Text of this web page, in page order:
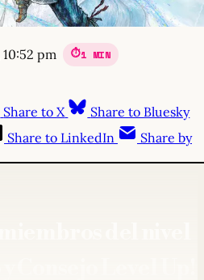
pm 1 MIN
Share to X
Share to Bluesky
Share to LinkedIn
Share by